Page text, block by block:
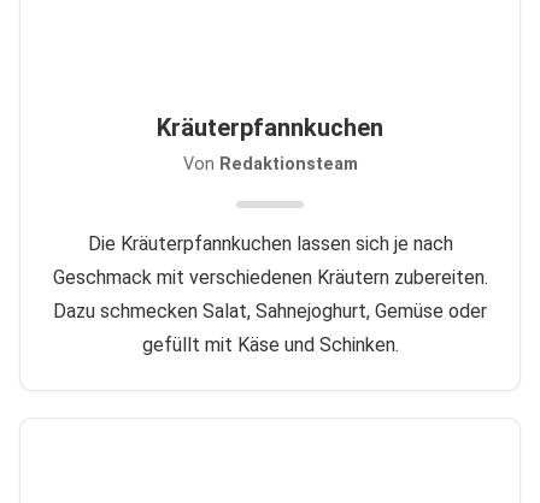
Kräuterpfannkuchen
Von Redaktionsteam
Die Kräuterpfannkuchen lassen sich je nach
Geschmack mit verschiedenen Kräutern zubereiten.
Dazu schmecken Salat, Sahnejoghurt, Gemüse oder
gefüllt mit Käse und Schinken.